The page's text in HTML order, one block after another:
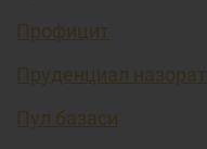
Профицит
Пруденциал назорат
Пул базаси